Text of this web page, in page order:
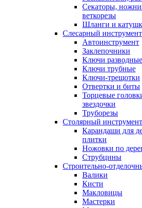
Секаторы,
веткорезы
Шланги и
Слесарный инструмент
Автоинструмент
Заклепочники
Ключи разводные
Ключи трубные
Ключи-трещотки
Отвертки и биты
Торцевые
звездочки
Труборезы
Столярный инструмент
Карандаши для
плитки
Ножовки по
Струбцины
Строительно-
Валики
Кисти
Макловицы
Мастерки